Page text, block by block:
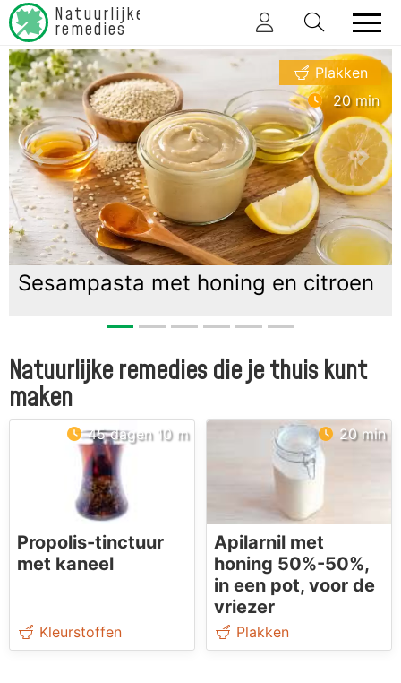
Natuurlijke
remedies
Plakken
20 min
met honing en citroen
Kamille-
vorige
Natuurlijke remedies die je thuis kunt
maken
45 dagen 10 m
Propolis-tinctuur
met kaneel
Kleurstoffen
20 min
Apilarnil met
honing 50%-50%,
in een pot, voor de
vriezer
Plakken